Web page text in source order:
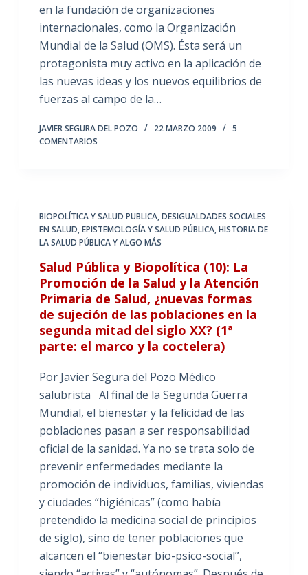
en la fundación de organizaciones
internacionales, como la Organización
Mundial de la Salud (OMS). Ésta será un
protagonista muy activo en la aplicación de
las nuevas ideas y los nuevos equilibrios de
fuerzas al campo de la…
JAVIER SEGURA DEL POZO 22 MARZO 2009
5
COMENTARIOS
BIOPOLÍTICA Y SALUD PUBLICA,DESIGUALDADES SOCIALES
EN SALUD,EPISTEMOLOGÍA Y SALUD PÚBLICA,HISTORIA DE
LA SALUD PÚBLICA Y ALGO MÁS
Salud Pública y Biopolítica (10): La
Promoción de la Salud y la Atención
Primaria de Salud, ¿nuevas formas
de sujeción de las poblaciones en la
segunda mitad del siglo XX? (1ª
parte: el marco y la coctelera)
Por Javier Segura del Pozo Médico
salubrista Al final de la Segunda Guerra
Mundial, el bienestar y la felicidad de las
poblaciones pasan a ser responsabilidad
oficial de la sanidad. Ya no se trata solo de
prevenir enfermedades mediante la
promoción de individuos, familias, viviendas
y ciudades “higiénicas” (como había
pretendido la medicina social de principios
de siglo), sino de tener poblaciones que
alcancen el “bienestar bio-psico-social”,